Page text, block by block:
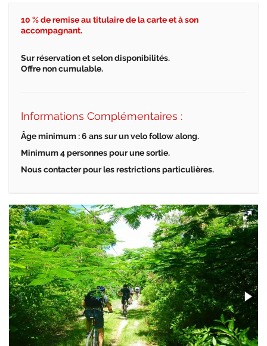
10 % de remise au titulaire de la carte et à son
accompagnant.
Sur réservation et selon disponibilités.
Offre non cumulable.
Informations Complémentaires :
Âge minimum : 6 ans sur un velo follow along.
Minimum 4 personnes pour une sortie.
Nous contacter pour les restrictions particulières.